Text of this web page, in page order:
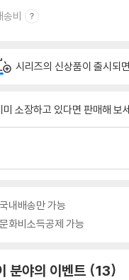
송비
시리즈의 신상품이 출시되
미 소장하고 있다면 판매해 보
국내배송만 가능
문화비소득공제 가능
분야의 이벤트 13